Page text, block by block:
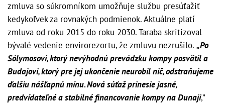
zmluva so súkromníkom umožňuje službu presúťažiť
kedykoľvek za rovnakých podmienok. Aktuálne platí
zmluva od roku 2015 do roku 2030. Taraba skritizoval
bývalé vedenie envirorezortu, že zmluvu nezrušilo. „Po
Sólymosovi, ktorý nevýhodnú prevádzku kompy posvätil a
Budajovi, ktorý pre jej ukončenie neurobil nič, odstraňujeme
ďalšiu nášľapnú mínu. Nová súťaž prinesie jasné,
predvídateľné a stabilné financovanie kompy na Dunaji,”